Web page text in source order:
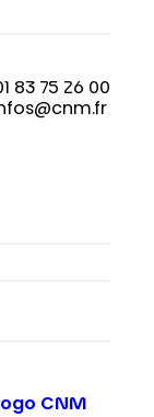
83 75 26 00
CNM